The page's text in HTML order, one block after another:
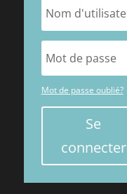
Mot de passe oublié?
Se
connecter